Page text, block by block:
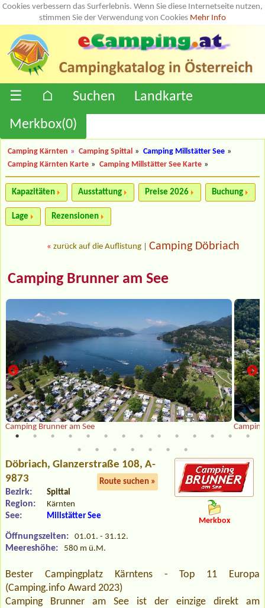
Cookies verbessern das Surferlebnis. Wenn Sie diese Internetseite nutzen,
stimmen Sie der Verwendung von Cookies Mehr Info
☰ ⌂ Suchen
Landkarte
Merkbox(0)
Camping Kärnten » Camping Spittal » Camping Millstätter See »
Camping Kärnten Karte » Camping Millstätter See Karte »
Kapazitäten Ausstattung Preise 2026 Buchung
Lage Rezensionen
« zurück auf die Auflistung Camping Döbriach
Camping Brunner am See
Camping Brunner am See
Döbriach, Glanzerstraße 108, A-
9873
Route suchen »
Bezirk: Spittal
Region: Kärnten
See: Millstätter See
Öffnungszeiten: 01.01. - 31.12.
Meereshöhe: 580 m ü.M.
Merkbox
Bester Campingplatz Kärntens - Top 11 Europa
(Camping.info Award 2023)
Camping Brunner am See ist der einzige direkt am